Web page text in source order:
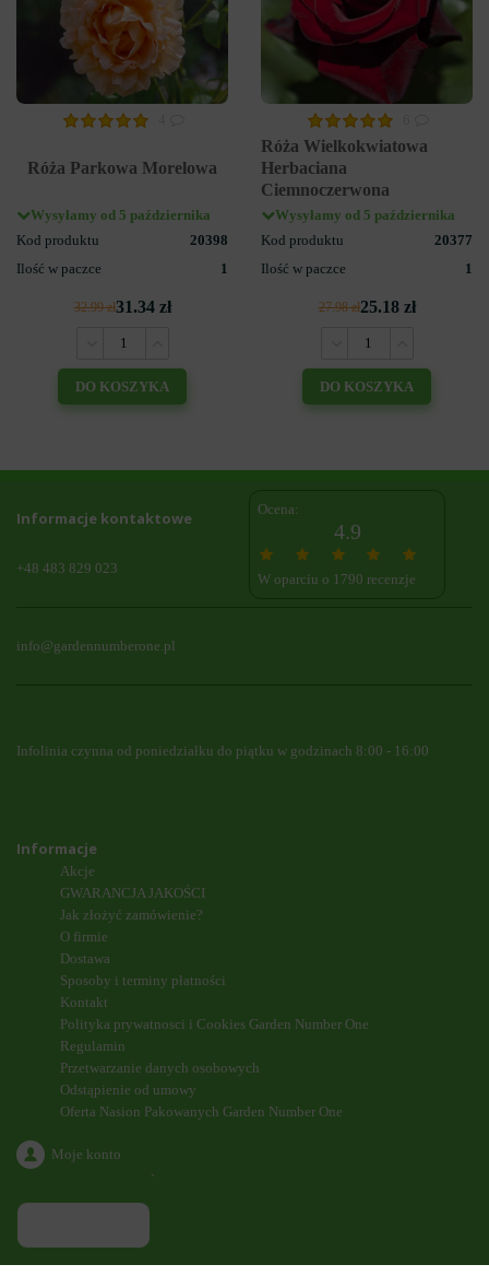
Róża Parkowa Morelowa
Wysyłamy od 5 października
Kod produktu
20398
Ilość w paczce
1
32.99 zł31.34 zł
DO KOSZYKA
Róża Wielkokwiatowa
Herbaciana
Ciemnoczerwona
Wysyłamy od 5 października
Kod produktu
20377
Ilość w paczce
1
27.98 zł25.18 zł
DO KOSZYKA
Informacje kontaktowe
+48 483 829 023
Ocena:
4.9
W oparciu o 1790 recenzje
info@gardennumberone.pl
Infolinia czynna od poniedziałku do piątku w godzinach 8:00 - 16:00
Informacje
Akcje
GWARANCJA JAKOŚCI
Jak złożyć zamówienie?
O firmie
Dostawa
Sposoby i terminy płatności
Kontakt
Polityka prywatnosci i Cookies Garden Number One
Regulamin
Przetwarzanie danych osobowych
Odstąpienie od umowy
Oferta Nasion Pakowanych Garden Number One
Moje konto
`